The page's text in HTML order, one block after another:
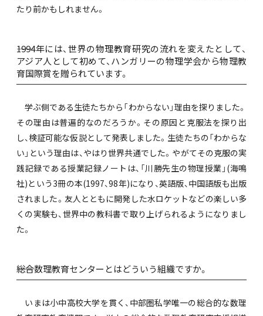
たり前かもしれません。
――1994年には、世界の物理教育研究の流れを変えたとして、
アジア人として初めて、ハンガリーの物理学会から物理教
育国際賞を贈られています。
学ぶ側である生徒たちから「わからない」理由を探りました。
その理由は普遍的なのだろうか。その原因と克服法を探り出
し、検証可能な仮説として発表しました。生徒たちの「わからな
い」という理由は、やはり世界共通でした。やがてその克服の実
践記録である授業記録ノートは、「川勝先生の物理授業」(海鳴
社)という3冊の本(1997、98年)になり、英語版、中国語版も出版
されました。友人とともに開発した水ロケットなどの楽しい多
くの実験も、世界中の教科書で取り上げられるようになりまし
た。
――総合数理教育センターとはどういう組織ですか。
いまは小中高校大学を貫く、中部圏私学唯一の総合的な数理